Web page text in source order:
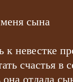
сына
невестке
счастья
отдала